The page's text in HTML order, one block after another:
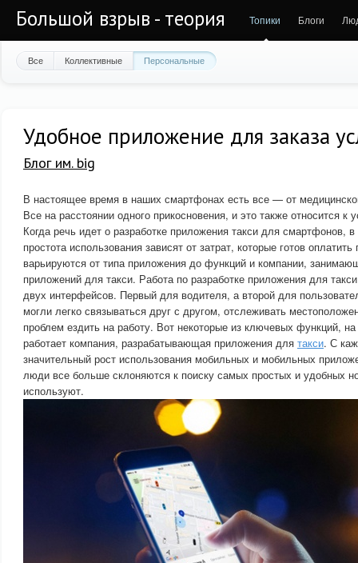
Большой взрыв - теория Топики Блоги
Все Коллективные Персональные
Удобное приложение для заказа
Блог им. big
В настоящее время в наших смартфонах есть все — от
Все на расстоянии одного прикосновения, и это также относится к
Когда речь идет о разработке приложения такси для смартфонов,
простота использования зависят от затрат, которые готов
варьируются от типа приложения до функций и компании,
приложений для такси. Работа по разработке приложения для
двух интерфейсов. Первый для водителя, а второй для
могли легко связываться друг с другом, отслеживать
проблем ездить на работу. Вот некоторые из ключевых функций,
работает компания, разрабатывающая приложения для такси. С
значительный рост использования мобильных и мобильных
люди все больше склоняются к поиску самых простых и удобных
используют.